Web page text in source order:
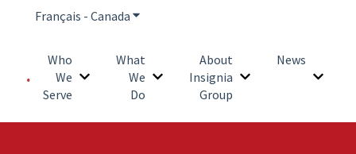
Français - Canada Afficher le sous-menu pour les
Who
We
Serve
Afficher le sous-menu pour Who We Serve
What
We
Do
Afficher le sous-menu pour What We
About
Insignia
Group
Afficher le sous-
News